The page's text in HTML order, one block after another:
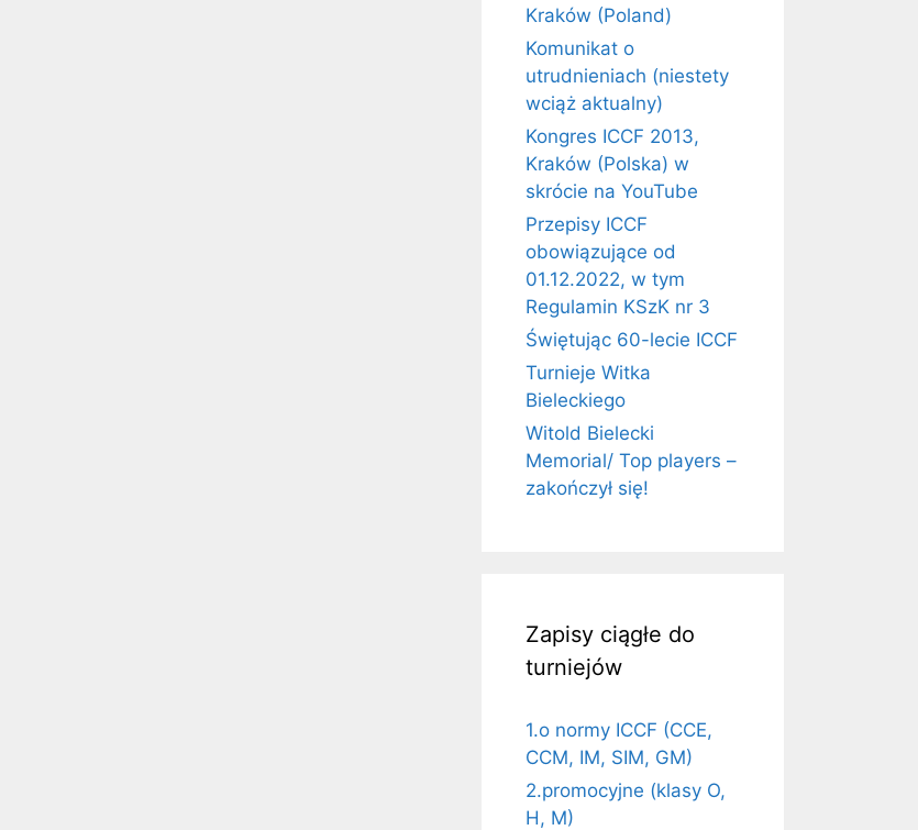
Kraków (Poland)
Komunikat o
utrudnieniach (niestety
wciąż aktualny)
Kongres ICCF 2013,
Kraków (Polska) w
skrócie na YouTube
Przepisy ICCF
obowiązujące od
01.12.2022, w tym
Regulamin KSzK nr 3
Świętując 60-lecie ICCF
Turnieje Witka
Bieleckiego
Witold Bielecki
Memorial/ Top players –
zakończył się!
Zapisy ciągłe do
turniejów
1.o normy ICCF (CCE,
CCM, IM, SIM, GM)
2.promocyjne (klasy O,
H, M)